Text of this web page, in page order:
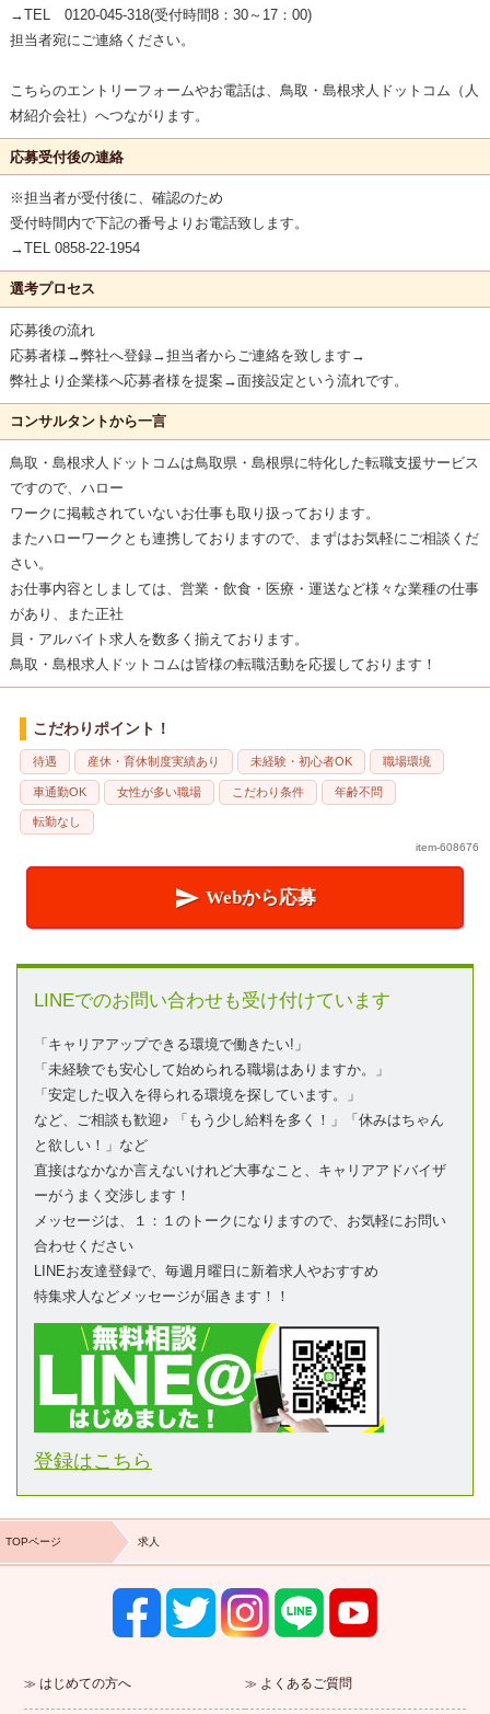
→TEL 0120-045-318(受付時間8：30～17：00)
担当者宛にご連絡ください。
こちらのエントリーフォームやお電話は、鳥取・島根求人ドットコム（人
材紹介会社）へつながります。
応募受付後の連絡
※担当者が受付後に、確認のため
受付時間内で下記の番号よりお電話致します。
→TEL 0858-22-1954
選考プロセス
応募後の流れ
応募者様→弊社へ登録→担当者からご連絡を致します→
弊社より企業様へ応募者様を提案→面接設定という流れです。
コンサルタントから一言
鳥取・島根求人ドットコムは鳥取県・島根県に特化した転職支援サービス
ですので、ハロー
ワークに掲載されていないお仕事も取り扱っております。
またハローワークとも連携しておりますので、まずはお気軽にご相談くだ
さい。
お仕事内容としましては、営業・飲食・医療・運送など様々な業種の仕事
があり、また正社
員・アルバイト求人を数多く揃えております。
鳥取・島根求人ドットコムは皆様の転職活動を応援しております！
こだわりポイント！
待遇 産休・育休制度実績あり 未経験・初心者OK 職場環境
車通勤OK 女性が多い職場 こだわり条件 年齢不問
転勤なし
item-608676
 Webから応募
LINEでのお問い合わせも受け付けています
「キャリアアップできる環境で働きたい!」
「未経験でも安心して始められる職場はありますか。」
「安定した収入を得られる環境を探しています。」
など、ご相談も歓迎♪ 「もう少し給料を多く！」「休みはちゃん
と欲しい！」など
直接はなかなか言えないけれど大事なこと、キャリアアドバイザ
ーがうまく交渉します！
メッセージは、１：１のトークになりますので、お気軽にお問い
合わせください
LINEお友達登録で、毎週月曜日に新着求人やおすすめ
特集求人などメッセージが届きます！！
登録はこちら
TOPページ 求人
はじめての方へ よくあるご質問